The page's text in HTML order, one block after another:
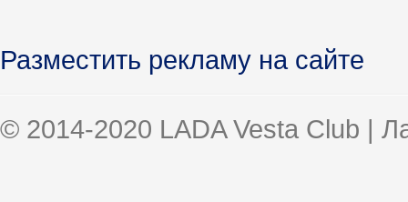
Разместить рекламу на сайте
© 2014-2020 LADA Vesta Club |